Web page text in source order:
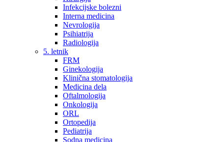
Infekcijske bolezni
Interna medicina
Nevrologija
Psihiatrija
Radiologija
5. letnik
FRM
Ginekologija
Klinična stomatologija
Medicina dela
Oftalmologija
Onkologija
ORL
Ortopedija
Pediatrija
Sodna medicina